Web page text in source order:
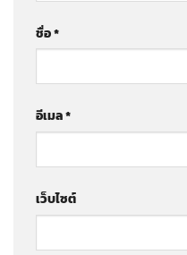
ชื่อ*
อีเมล*
เว็บไซต์